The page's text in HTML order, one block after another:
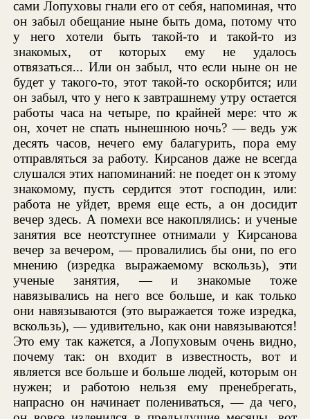
сами Лопуховы гнали его от себя, напоминая, что
он забыл обещание ныне быть дома, потому что
у него хотели быть такой-то и такой-то из
знакомых, от которых ему не удалось
отвязаться... Или он забыл, что если ныне он не
будет у такого-то, этот такой-то оскорбится; или
он забыл, что у него к завтрашнему утру остается
работы часа на четыре, по крайней мере: что ж
он, хочет не спать нынешнюю ночь? — ведь уж
десять часов, нечего ему балагурить, пора ему
отправляться за работу. Кирсанов даже не всегда
слушался этих напоминаний: не поедет он к этому
знакомому, пусть сердится этот господин, или:
работа не уйдет, время еще есть, а он досидит
вечер здесь. А помехи все накоплялись: и ученые
занятия все неотступнее отнимали у Кирсанова
вечер за вечером, — провалились бы они, по его
мнению (изредка выражаемому вскользь), эти
ученые занятия, — и знакомые тоже
навязывались на него все больше, и как только
они навязываются (это выражается тоже изредка,
вскользь), — удивительно, как они навязываются!
Это ему так кажется, а Лопуховым очень видно,
почему так: он входит в известность, вот и
является все больше и больше людей, которым он
нужен; и работою нельзя ему пренебрегать,
напрасно он начинает полениваться, — да чего,